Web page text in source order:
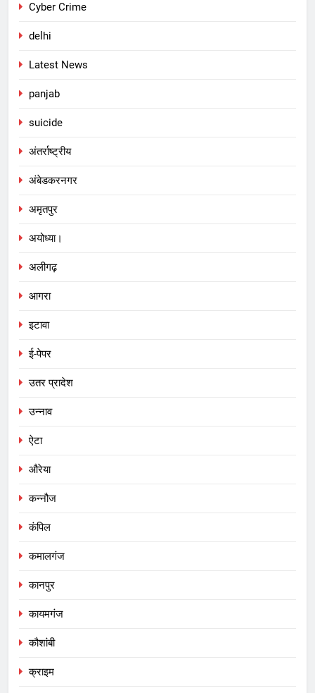
Cyber Crime
delhi
Latest News
panjab
suicide
अंतर्राष्ट्रीय
अंबेडकरनगर
अमृतपुर
अयोध्या।
अलीगढ़
आगरा
इटावा
ई-पेपर
उतर प्रादेश
उन्नाव
ऐटा
औरेया
कन्नौज
कंपिल
कमालगंज
कानपुर
कायमगंज
कौशांबी
क्राइम